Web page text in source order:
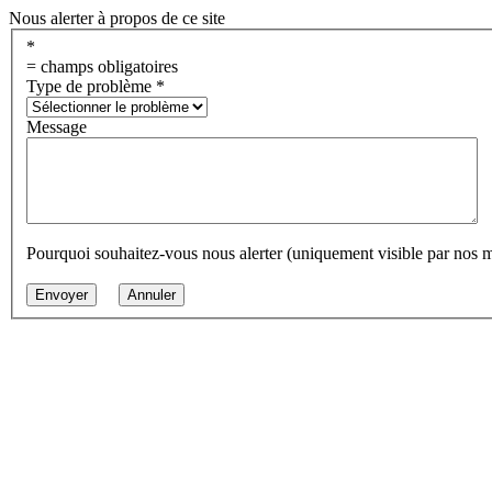
Nous alerter à propos de ce site
*
= champs obligatoires
Type de problème *
Message
Pourquoi souhaitez-vous nous alerter (uniquement visible par nos